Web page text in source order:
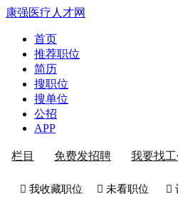
康强医疗人才网
首页
推荐职位
简历
搜职位
搜单位
公招
APP
栏目 免费发招聘 我要找
 我收藏职位  未看职位 